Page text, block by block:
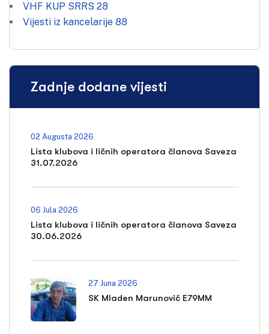
VHF KUP SRRS 28
Vijesti iz kancelarije 88
Zadnje dodane vijesti
02 Augusta 2026
Lista klubova i ličnih operatora članova Saveza
31.07.2026
06 Jula 2026
Lista klubova i ličnih operatora članova Saveza
30.06.2026
27 Juna 2026
SK Mladen Marunović E79MM